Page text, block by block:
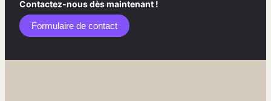
Contactez-nous dès maintenant !
Formulaire de contact​